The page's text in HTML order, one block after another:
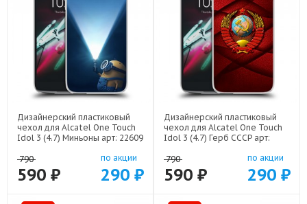
Дизайнерский пластиковый
чехол для Alcatel One Touch
Idol 3 (4.7) Миньоны арт: 22609
790
590 ₽
по акции
290 ₽
Дизайнерский пластиковый
чехол для Alcatel One Touch
Idol 3 (4.7) Герб СССР арт:
790
590 ₽
по акции
290 ₽